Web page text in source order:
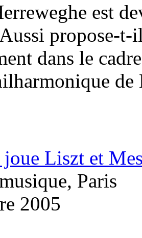
est
propose-t-
dans le
de
Liszt et
Paris
2005